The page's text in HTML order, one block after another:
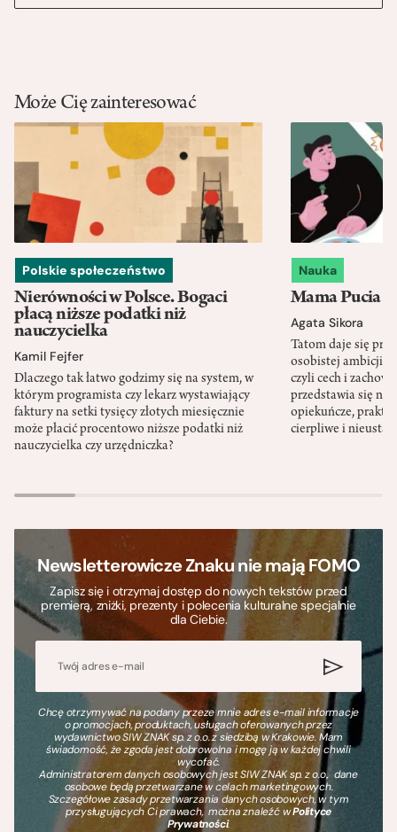
Może Cię zainteresować
Polskie społeczeństwo
Nierówności w Polsce. Bogaci
płacą niższe podatki niż
nauczycielka
Kamil Fejfer
Dlaczego tak łatwo godzimy się na system, w
którym programista czy lekarz wystawiający
faktury na setki tysięcy złotych miesięcznie
może płacić procentowo niższe podatki niż
nauczycielka czy urzędniczka?
Nauka
Mama Pucia
Agata Sikora
Tatom daje się
osobistej ambicji,
czyli cech i
przedstawia się
opiekuńcze,
cierpliwe i
Newsletterowicze Znaku nie mają FOMO
Zapisz się i otrzymaj dostęp do nowych tekstów przed
premierą, zniżki, prezenty i polecenia kulturalne specjalnie
dla Ciebie.
Chcę otrzymywać na podany przeze mnie adres e-mail informacje
o promocjach, produktach, usługach oferowanych przez
wydawnictwo SIW ZNAK sp. z o.o. z siedzibą w Krakowie. Mam
świadomość, że zgoda jest dobrowolna i mogę ją w każdej chwili
wycofać.
Administratorem danych osobowych jest SIW ZNAK sp. z o.o., dane
osobowe będą przetwarzane w celach marketingowych.
Szczegółowe zasady przetwarzania danych osobowych, w tym
przysługujących Ci prawach, można znaleźć wPolityce
Prywatności.